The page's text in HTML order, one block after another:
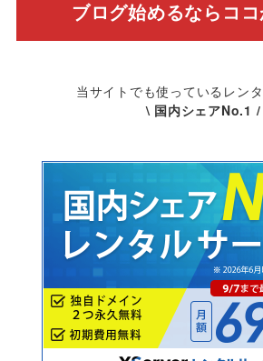
ブログ始めるならココ
当サイトでも使っているレン
\ 国内シェアNo.1 /